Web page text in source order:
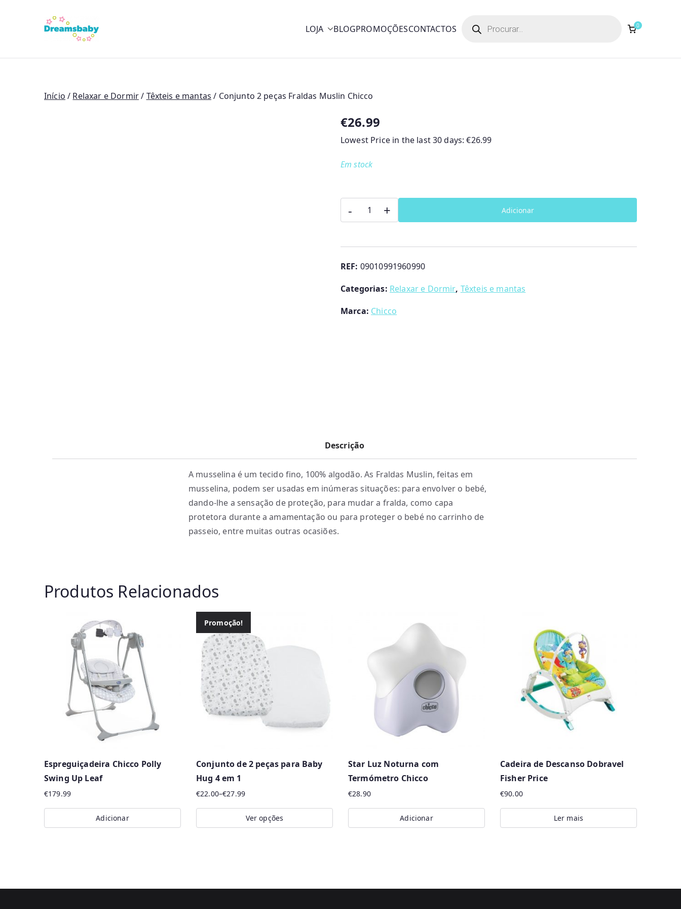
LOJA BLOGPROMOÇÕESCONTACTOS search 0
Início / Relaxar e Dormir/ Têxteis e mantas / Conjunto 2 peças Fraldas Muslin Chicco
€26.99
Lowest Price in the last 30 days:€26.99
Em stock
-
Quantidade
de
2
peças
Muslin
+ Adicionar
REF: 09010991960990
Categorias: Relaxar e Dormir, Têxteis e mantas
Marca: Chicco
Descrição
A musselina é um tecido fino, 100% algodão. As Fraldas Muslin, feitas em
musselina, podem ser usadas em inúmeras situações: para envolver o bebé,
dando-lhe a sensação de proteção, para mudar a fralda, como capa
protetora durante a amamentação ou para proteger o bebé no carrinho de
passeio, entre muitas outras ocasiões.
Produtos Relacionados
Espreguiçadeira Chicco Polly
Swing Up Leaf
€179.99
Adicionar
Promoção!
Conjunto de 2 peças para Baby
Hug 4 em 1
€22.00–€27.99
Price
range:
€22.00
Ver opções
variants.
Star Luz Noturna com
Termómetro Chicco
€28.90
Adicionar
Cadeira de Descanso Dobravel
Fisher Price
€90.00
Ler mais